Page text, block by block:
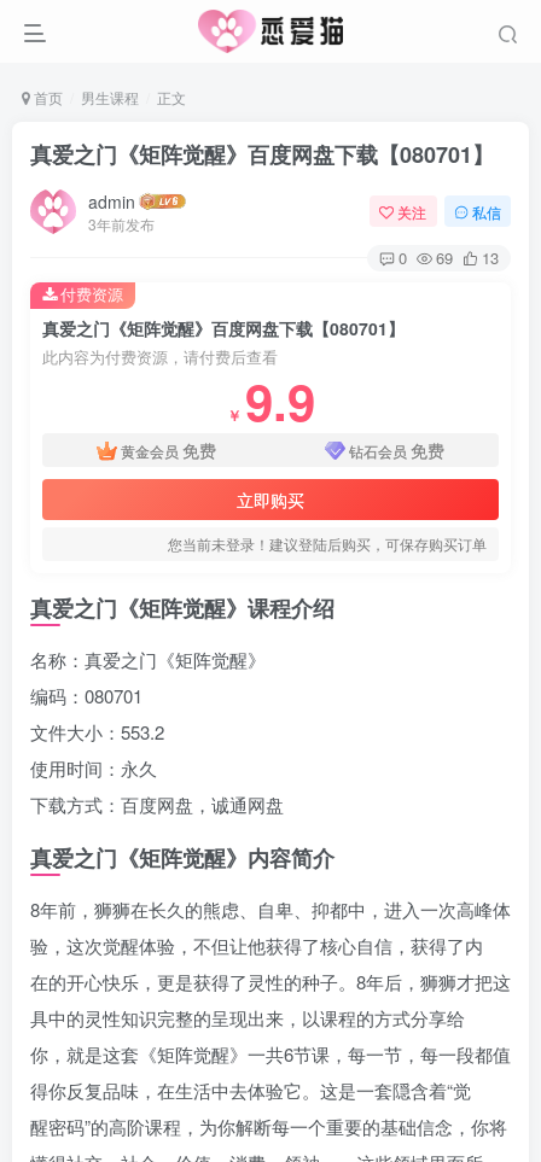
首页 男生课程 正文
真爱之门《矩阵觉醒》百度网盘下载【080701】
admin
3年前发布
关注 私信
0 69 13
真爱之门《矩阵觉醒》百度网盘下载【080701】
此内容为付费资源，请付费后查看
￥ 9.9
黄金会员 免费 钻石会员 免费
立即购买
您当前未登录！建议登陆后购买，可保存购买订单
付费资源
真爱之门《矩阵觉醒》课程介绍
名称：真爱之门《矩阵觉醒》
编码：080701
文件大小：553.2
使用时间：永久
下载方式：百度网盘，诚通网盘
真爱之门《矩阵觉醒》内容简介
8年前，狮狮在长久的熊虑、自卑、抑都中，进入一次高峰体
验，这次觉醒体验，不但让他获得了核心自信，获得了内
在的开心快乐，更是获得了灵性的种子。8年后，狮狮才把这
具中的灵性知识完整的呈现出来，以课程的方式分享给
你，就是这套《矩阵觉醒》一共6节课，每一节，每一段都值
得你反复品味，在生活中去体验它。这是一套隠含着“觉
醒密码”的高阶课程，为你解断每一个重要的基础信念，你将